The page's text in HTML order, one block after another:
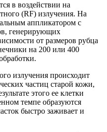
в воздействии на
(RF) излучения. На
аппликатором с
генерирующих
от размеров рубца
на 200 или 400
излучения происходит
частиц старой кожи,
этого ее клетки
темпе образуются
быстро заживает и